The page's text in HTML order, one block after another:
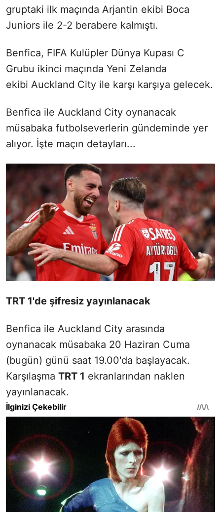
gruptaki ilk maçında Arjantin ekibi Boca
Juniors ile 2-2 berabere kalmıştı.
Benfica, FIFA Kulüpler Dünya Kupası C
Grubu ikinci maçında Yeni Zelanda
ekibi Auckland City ile karşı karşıya gelecek.
Benfica ile Auckland City oynanacak
müsabaka futbolseverlerin gündeminde yer
alıyor. İşte maçın detayları...
TRT 1'de şifresiz yayınlanacak
Benfica ile Auckland City arasında
oynanacak müsabaka 20 Haziran Cuma
(bugün) günü saat 19.00'da başlayacak.
Karşılaşma TRT 1 ekranlarından naklen
yayınlanacak.